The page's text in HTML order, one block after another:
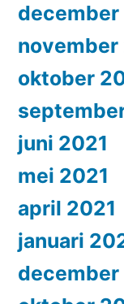
december
november
oktober
juni 2021
mei 2021
april 2021
januari